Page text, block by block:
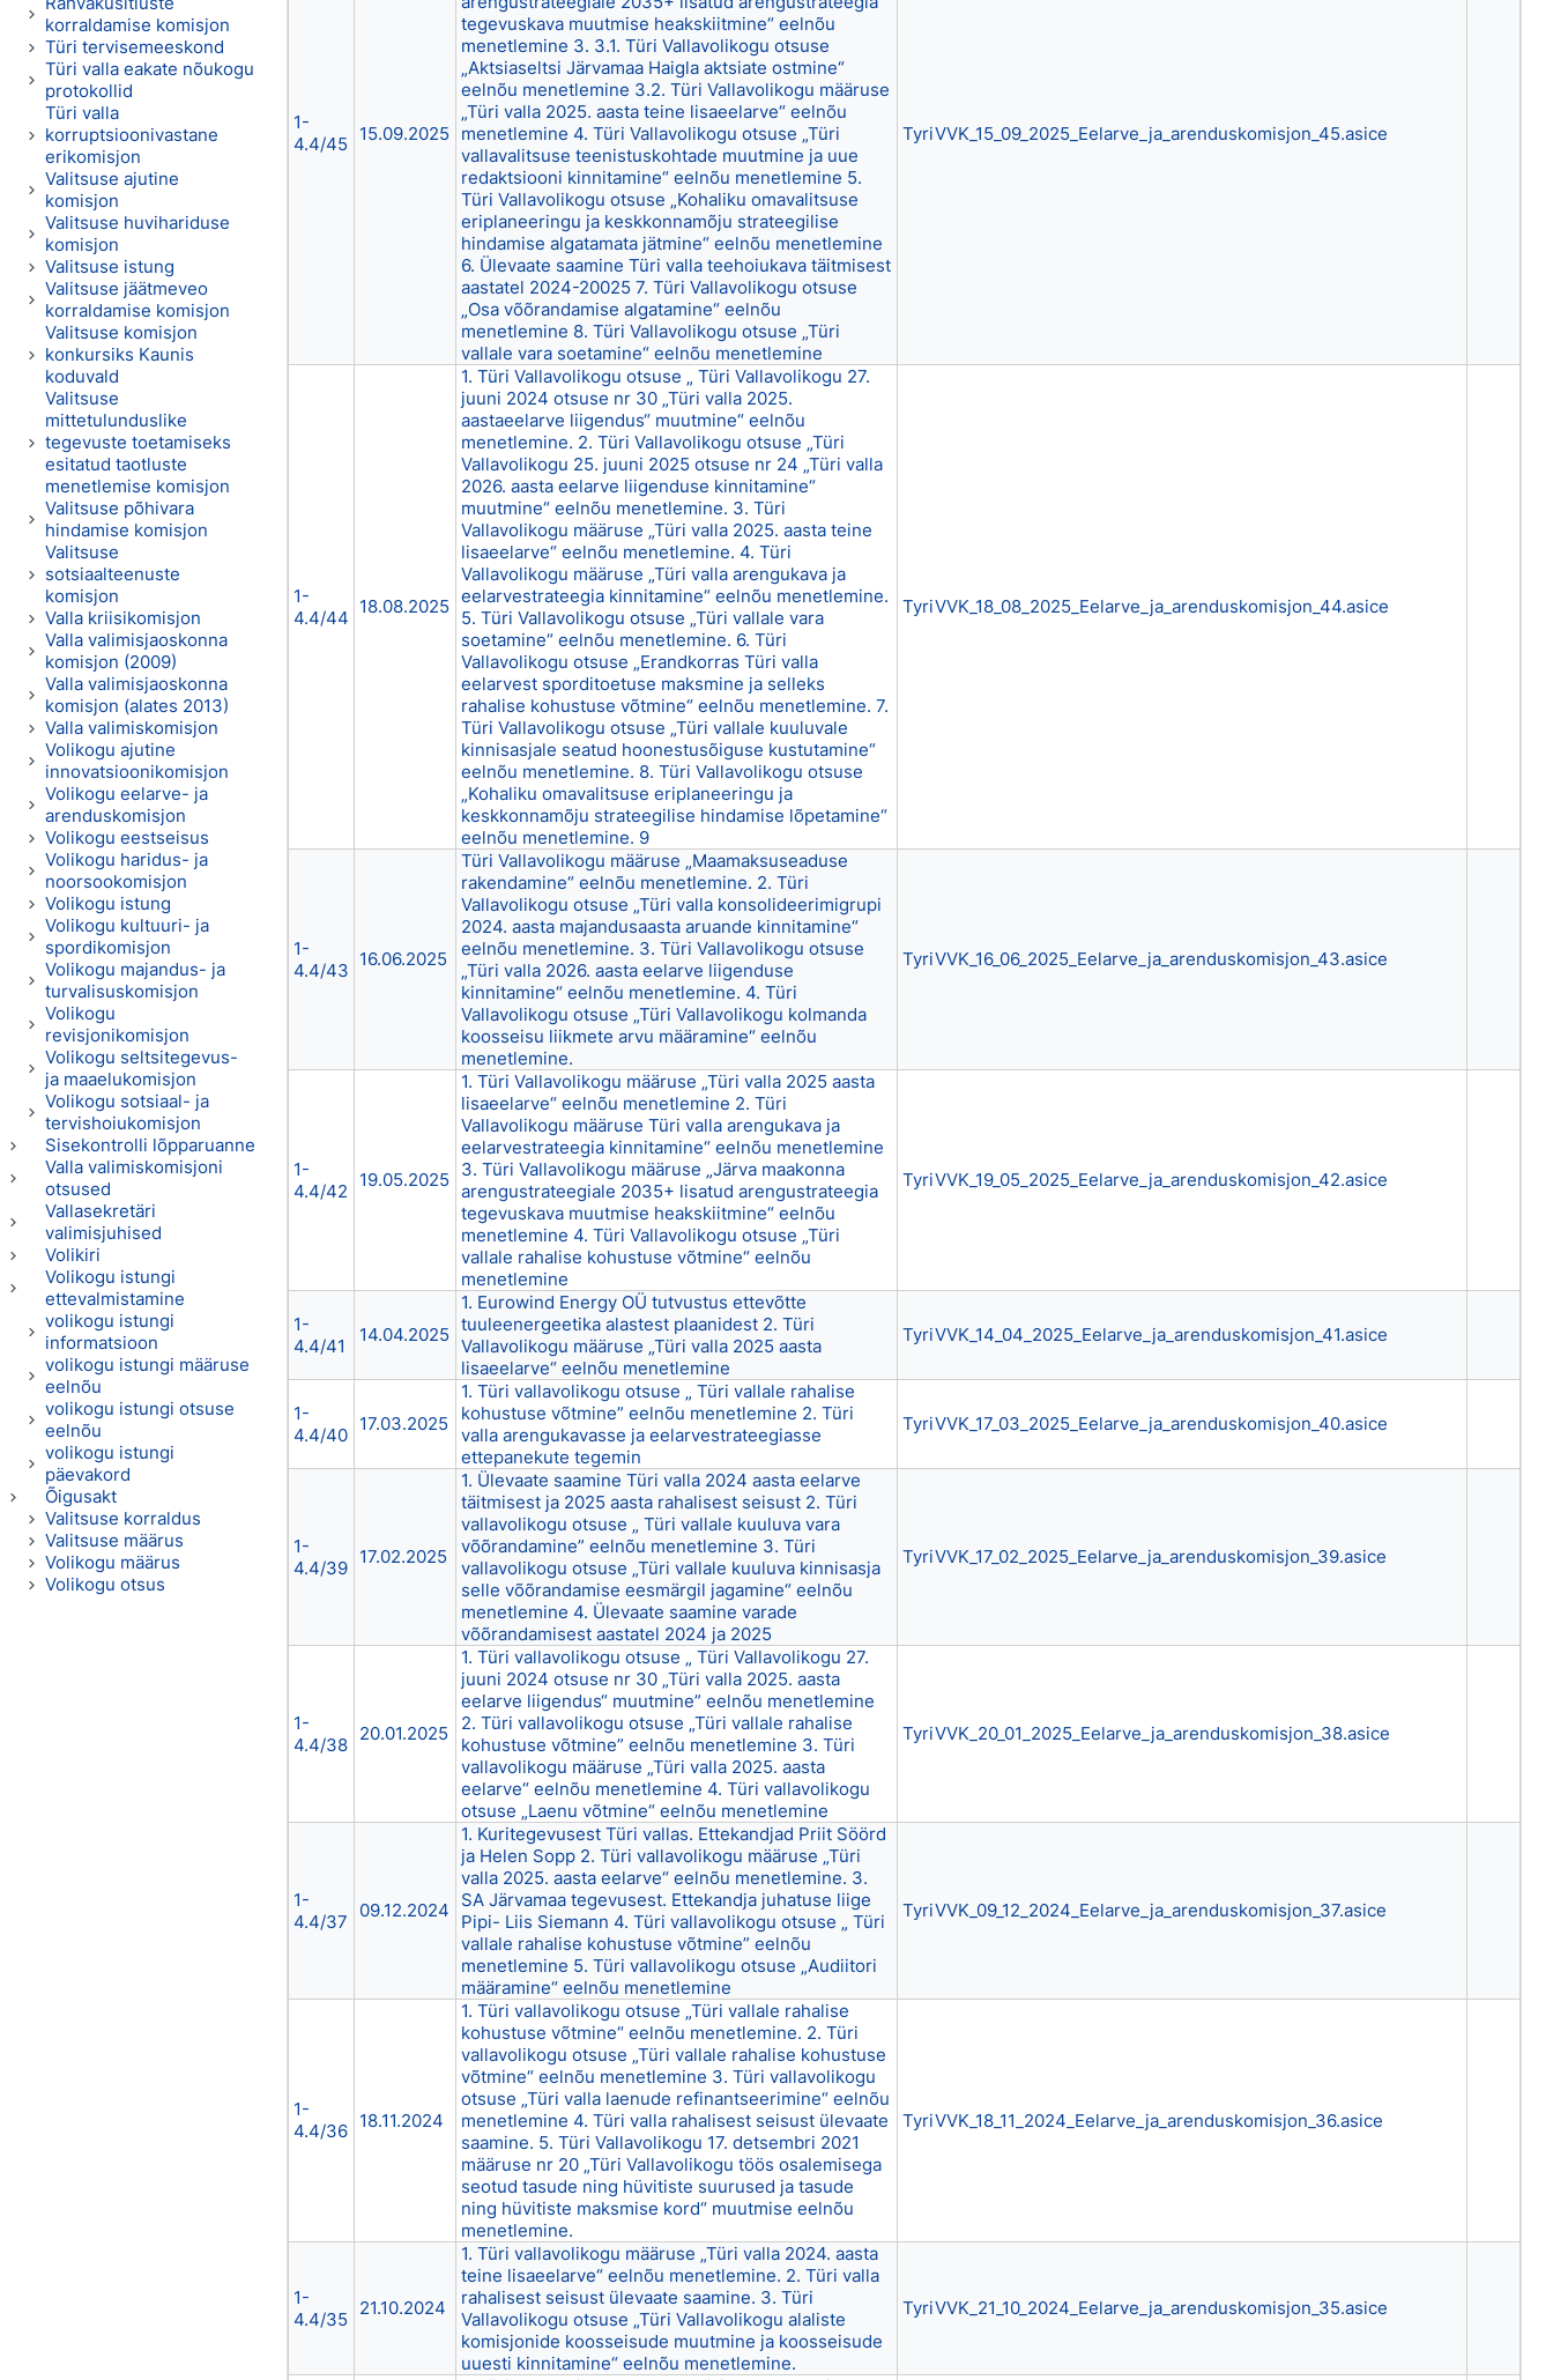
korraldamise komisjon
Türi tervisemeeskond
Türi valla eakate nõukogu
protokollid
Türi valla
korruptsioonivastane
erikomisjon
Valitsuse ajutine
komisjon
Valitsuse huvihariduse
komisjon
Valitsuse istung
Valitsuse jäätmeveo
korraldamise komisjon
Valitsuse komisjon
konkursiks Kaunis
koduvald
Valitsuse
mittetulunduslike
tegevuste toetamiseks
esitatud taotluste
menetlemise komisjon
Valitsuse põhivara
hindamise komisjon
Valitsuse
sotsiaalteenuste
komisjon
Valla kriisikomisjon
Valla valimisjaoskonna
komisjon (2009)
Valla valimisjaoskonna
komisjon (alates 2013)
Valla valimiskomisjon
Volikogu ajutine
innovatsioonikomisjon
Volikogu eelarve- ja
arenduskomisjon
Volikogu eestseisus
Volikogu haridus- ja
noorsookomisjon
Volikogu istung
Volikogu kultuuri- ja
spordikomisjon
Volikogu majandus- ja
turvalisuskomisjon
Volikogu
revisjonikomisjon
Volikogu seltsitegevus-
ja maaelukomisjon
Volikogu sotsiaal- ja
tervishoiukomisjon
Sisekontrolli lõpparuanne
Valla valimiskomisjoni
otsused
Vallasekretäri
valimisjuhised
Volikiri
Volikogu istungi
ettevalmistamine
volikogu istungi
informatsioon
volikogu istungi määruse
eelnõu
volikogu istungi otsuse
eelnõu
volikogu istungi
päevakord
Õigusakt
Valitsuse korraldus
Valitsuse määrus
Volikogu määrus
Volikogu otsus
1-
4.4/45 15.09.2025
tegevuskava muutmise heakskiitmine“ eelnõu
menetlemine 3. 3.1. Türi Vallavolikogu otsuse
„Aktsiaseltsi Järvamaa Haigla aktsiate ostmine“
eelnõu menetlemine 3.2. Türi Vallavolikogu määruse
„Türi valla 2025. aasta teine lisaeelarve“ eelnõu
menetlemine 4. Türi Vallavolikogu otsuse „Türi
vallavalitsuse teenistuskohtade muutmine ja uue
redaktsiooni kinnitamine“ eelnõu menetlemine 5.
Türi Vallavolikogu otsuse „Kohaliku omavalitsuse
eriplaneeringu ja keskkonnamõju strateegilise
hindamise algatamata jätmine“ eelnõu menetlemine
6. Ülevaate saamine Türi valla teehoiukava täitmisest
aastatel 2024-20025 7. Türi Vallavolikogu otsuse
„Osa võõrandamise algatamine“ eelnõu
menetlemine 8. Türi Vallavolikogu otsuse „Türi
vallale vara soetamine“ eelnõu menetlemine
TyriVVK_15_09_2025_Eelarve_ja_arenduskomisjon_45.asice
1-
4.4/44
18.08.2025
1. Türi Vallavolikogu otsuse „ Türi Vallavolikogu 27.
juuni 2024 otsuse nr 30 „Türi valla 2025.
aastaeelarve liigendus“ muutmine“ eelnõu
menetlemine. 2. Türi Vallavolikogu otsuse „Türi
Vallavolikogu 25. juuni 2025 otsuse nr 24 „Türi valla
2026. aasta eelarve liigenduse kinnitamine“
muutmine“ eelnõu menetlemine. 3. Türi
Vallavolikogu määruse „Türi valla 2025. aasta teine
lisaeelarve“ eelnõu menetlemine. 4. Türi
Vallavolikogu määruse „Türi valla arengukava ja
eelarvestrateegia kinnitamine“ eelnõu menetlemine.
5. Türi Vallavolikogu otsuse „Türi vallale vara
soetamine“ eelnõu menetlemine. 6. Türi
Vallavolikogu otsuse „Erandkorras Türi valla
eelarvest sporditoetuse maksmine ja selleks
rahalise kohustuse võtmine“ eelnõu menetlemine. 7.
Türi Vallavolikogu otsuse „Türi vallale kuuluvale
kinnisasjale seatud hoonestusõiguse kustutamine“
eelnõu menetlemine. 8. Türi Vallavolikogu otsuse
„Kohaliku omavalitsuse eriplaneeringu ja
keskkonnamõju strateegilise hindamise lõpetamine“
eelnõu menetlemine. 9
TyriVVK_18_08_2025_Eelarve_ja_arenduskomisjon_44.asice
1-
4.4/43
16.06.2025
Türi Vallavolikogu määruse „Maamaksuseaduse
rakendamine“ eelnõu menetlemine. 2. Türi
Vallavolikogu otsuse „Türi valla konsolideerimigrupi
2024. aasta majandusaasta aruande kinnitamine“
eelnõu menetlemine. 3. Türi Vallavolikogu otsuse
„Türi valla 2026. aasta eelarve liigenduse
kinnitamine“ eelnõu menetlemine. 4. Türi
Vallavolikogu otsuse „Türi Vallavolikogu kolmanda
koosseisu liikmete arvu määramine“ eelnõu
menetlemine.
TyriVVK_16_06_2025_Eelarve_ja_arenduskomisjon_43.asice
1-
4.4/42
19.05.2025
1. Türi Vallavolikogu määruse „Türi valla 2025 aasta
lisaeelarve“ eelnõu menetlemine 2. Türi
Vallavolikogu määruse Türi valla arengukava ja
eelarvestrateegia kinnitamine“ eelnõu menetlemine
3. Türi Vallavolikogu määruse „Järva maakonna
arengustrateegiale 2035+ lisatud arengustrateegia
tegevuskava muutmise heakskiitmine“ eelnõu
menetlemine 4. Türi Vallavolikogu otsuse „Türi
vallale rahalise kohustuse võtmine“ eelnõu
menetlemine
TyriVVK_19_05_2025_Eelarve_ja_arenduskomisjon_42.asice
1-
4.4/41
14.04.2025
1. Eurowind Energy OÜ tutvustus ettevõtte
tuuleenergeetika alastest plaanidest 2. Türi
Vallavolikogu määruse „Türi valla 2025 aasta
lisaeelarve“ eelnõu menetlemine
TyriVVK_14_04_2025_Eelarve_ja_arenduskomisjon_41.asice
1-
4.4/40
17.03.2025
1. Türi vallavolikogu otsuse „ Türi vallale rahalise
kohustuse võtmine” eelnõu menetlemine 2. Türi
valla arengukavasse ja eelarvestrateegiasse
ettepanekute tegemin
TyriVVK_17_03_2025_Eelarve_ja_arenduskomisjon_40.asice
1-
4.4/39
17.02.2025
1. Ülevaate saamine Türi valla 2024 aasta eelarve
täitmisest ja 2025 aasta rahalisest seisust 2. Türi
vallavolikogu otsuse „ Türi vallale kuuluva vara
võõrandamine” eelnõu menetlemine 3. Türi
vallavolikogu otsuse „Türi vallale kuuluva kinnisasja
selle võõrandamise eesmärgil jagamine“ eelnõu
menetlemine 4. Ülevaate saamine varade
võõrandamisest aastatel 2024 ja 2025
TyriVVK_17_02_2025_Eelarve_ja_arenduskomisjon_39.asice
1-
4.4/38
20.01.2025
1. Türi vallavolikogu otsuse „ Türi Vallavolikogu 27.
juuni 2024 otsuse nr 30 „Türi valla 2025. aasta
eelarve liigendus“ muutmine” eelnõu menetlemine
2. Türi vallavolikogu otsuse „Türi vallale rahalise
kohustuse võtmine” eelnõu menetlemine 3. Türi
vallavolikogu määruse „Türi valla 2025. aasta
eelarve“ eelnõu menetlemine 4. Türi vallavolikogu
otsuse „Laenu võtmine“ eelnõu menetlemine
TyriVVK_20_01_2025_Eelarve_ja_arenduskomisjon_38.asice
1-
4.4/37
09.12.2024
1. Kuritegevusest Türi vallas. Ettekandjad Priit Söörd
ja Helen Sopp 2. Türi vallavolikogu määruse „Türi
valla 2025. aasta eelarve“ eelnõu menetlemine. 3.
SA Järvamaa tegevusest. Ettekandja juhatuse liige
Pipi- Liis Siemann 4. Türi vallavolikogu otsuse „ Türi
vallale rahalise kohustuse võtmine” eelnõu
menetlemine 5. Türi vallavolikogu otsuse „Audiitori
määramine“ eelnõu menetlemine
TyriVVK_09_12_2024_Eelarve_ja_arenduskomisjon_37.asice
1-
4.4/36 18.11.2024
1. Türi vallavolikogu otsuse „Türi vallale rahalise
kohustuse võtmine“ eelnõu menetlemine. 2. Türi
vallavolikogu otsuse „Türi vallale rahalise kohustuse
võtmine“ eelnõu menetlemine 3. Türi vallavolikogu
otsuse „Türi valla laenude refinantseerimine“ eelnõu
menetlemine 4. Türi valla rahalisest seisust ülevaate
saamine. 5. Türi Vallavolikogu 17. detsembri 2021
määruse nr 20 „Türi Vallavolikogu töös osalemisega
seotud tasude ning hüvitiste suurused ja tasude
ning hüvitiste maksmise kord“ muutmise eelnõu
menetlemine.
TyriVVK_18_11_2024_Eelarve_ja_arenduskomisjon_36.asice
1-
4.4/35
21.10.2024
1. Türi vallavolikogu määruse „Türi valla 2024. aasta
teine lisaeelarve“ eelnõu menetlemine. 2. Türi valla
rahalisest seisust ülevaate saamine. 3. Türi
Vallavolikogu otsuse „Türi Vallavolikogu alaliste
komisjonide koosseisude muutmine ja koosseisude
uuesti kinnitamine“ eelnõu menetlemine.
TyriVVK_21_10_2024_Eelarve_ja_arenduskomisjon_35.asice